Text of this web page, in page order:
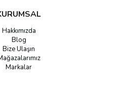
Hakkımızda
Blog
Bize Ulaşın
Markalar